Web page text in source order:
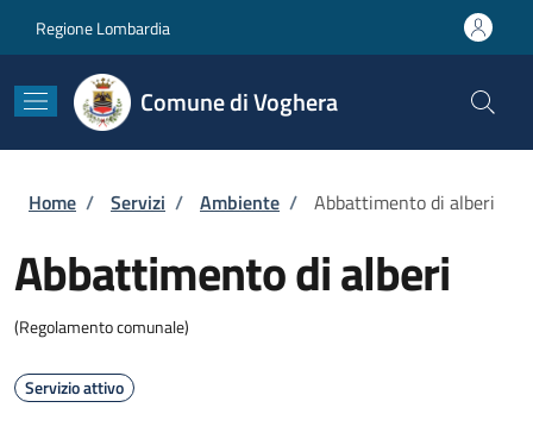
Regione Lombardia
Comune di Voghera
Briciole di pane
Home / Servizi / Ambiente / Abbattimento di alberi
Abbattimento di alberi
(Regolamento comunale)
Servizio attivo